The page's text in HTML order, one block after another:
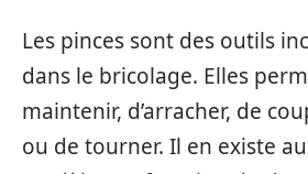
Les pinces sont des outils
dans le bricolage. Elles
maintenir, d’arracher, de
ou de tourner. Il en existe